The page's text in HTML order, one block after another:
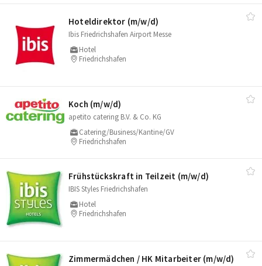
Hoteldirektor (m/​w/​d)
Ibis Friedrichshafen Airport Messe
Hotel
Friedrichshafen
Koch (m/​w/​d)
apetito catering B.V. & Co. KG
Catering/Business/Kantine/GV
Friedrichshafen
Frühstückskraft in Teilzeit (m/​w/​d)
IBIS Styles Friedrichshafen
Hotel
Friedrichshafen
Zimmermädchen /​ HK Mitarbeiter (m/​w/​d)